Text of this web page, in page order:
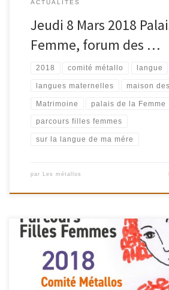
ACTUALITES
Jeudi 8 Mars 2018
Femme, forum des …
2018 comité métallo langue
langues maternelles maison
Matrimoine palais de la Femme
parcours filles femmes
sur la langue de ma mére
par Les métallos
Après avoir imaginé l’an passé « Ma mère
divaguerons « Sur la langue de ma mère »